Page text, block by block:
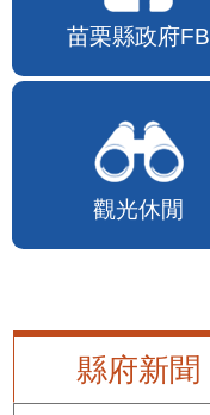
苗栗縣政府FB
觀光休閒
縣府新聞